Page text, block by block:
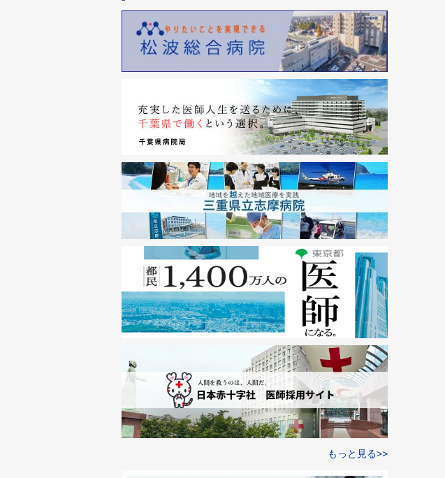
もっと見る>>